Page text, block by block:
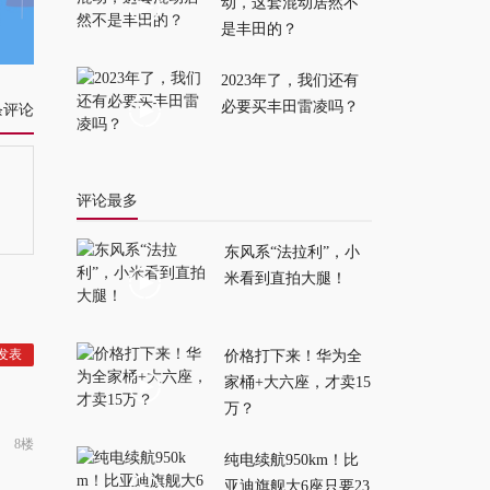
评论
8楼
是丰田的？
2023年了，我们还有
必要买丰田雷凌吗？
评论最多
东风系“法拉利”，小
米看到直拍大腿！
价格打下来！华为全
家桶+大六座，才卖15
万？
纯电续航950km！比
亚迪旗舰大6座只要23